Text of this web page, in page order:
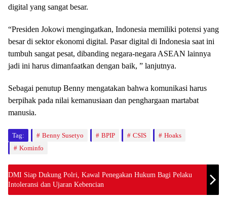
digital yang sangat besar.
“Presiden Jokowi mengingatkan, Indonesia memiliki potensi yang
besar di sektor ekonomi digital. Pasar digital di Indonesia saat ini
tumbuh sangat pesat, dibanding negara-negara ASEAN lainnya
jadi ini harus dimanfaatkan dengan baik, ” lanjutnya.
Sebagai penutup Benny mengatakan bahwa komunikasi harus
berpihak pada nilai kemanusiaan dan penghargaan martabat
manusia.
Tag: Benny Susetyo BPIP CSIS
Hoaks
Kominfo
DMI Siap Dukung Polri, Kawal Penegakan Hukum Bagi Pelaku
Intoleransi dan Ujaran Kebencian